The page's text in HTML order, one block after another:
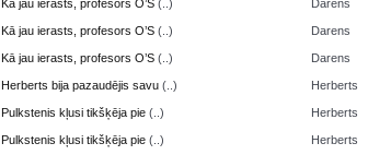
Kā jau ierasts, profesors O’S (..) Darens
Kā jau ierasts, profesors O’S (..) Darens
Kā jau ierasts, profesors O’S (..) Darens
Herberts bija pazaudējis savu (..) Herberts
Pulkstenis kļusi tikšķēja pie (..) Herberts
Pulkstenis kļusi tikšķēja pie (..) Herberts